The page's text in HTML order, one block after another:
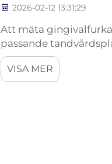
2026-02-12 13:31:29
Att mäta
passande
för stor kraft på
för djupt skapar en ...
VISA MER